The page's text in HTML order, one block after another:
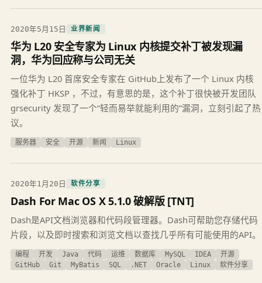
2020年5月15日 业界新闻
华为 L20 安全专家为 Linux 内核提交补丁被发现漏
洞，华为回应称与公司无关
一位华为 L20 首席安全专家在 GitHub上发布了一个 Linux 内核
强化补丁 HKSP ，不过，有意思的是，这个补丁很快被开发团队
grsecurity 发现了一个“轻而易举就能利用的”漏洞，立刻引起了热
议。
服务器 安全 开源 新闻 Linux
2020年1月20日 软件分享
Dash For Mac OS X 5.1.0 破解版 [TNT]
Dash是API文档浏览器和代码段管理器。Dash可帮助您存储代码
片段，以及即时搜索和浏览文档以查找几乎所有可能使用的API。
编程 开发 Java 代码 运维 数据库 MySQL IDEA
开源
GitHub
Git MyBatis SQL .NET Oracle Linux 软件分享